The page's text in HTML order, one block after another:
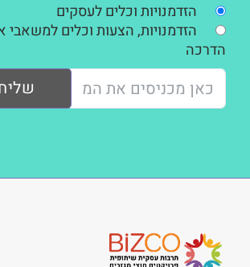
הזדמנויות וכלים לעסקים
הזדמנויות, הצעות וכלים למשאבי
הדרכה